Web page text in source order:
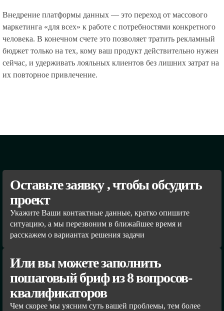
Внедрение платформы данных — это переход от массового
маркетинга «для всех» к работе с потребностями конкретного
человека. В конечном счете это позволяет тратить рекламный
бюджет только на тех, кому ваш продукт действительно нужен
сейчас, и удерживать лояльных клиентов без лишних затрат на
их повторное привлечение.
Оставьте заявку , чтобы обсудить
проект
Укажите Ваши контактные данные, кратко опишите
ситуацию, а мы перезвоним в ближайшее время и
расскажем о вариантах решения задачи
Или вы можете заполнить
пошаговый бриф из 8 вопросов-
квалификаторов
Чем скорее мы уясним суть вашей проблемы, тем более